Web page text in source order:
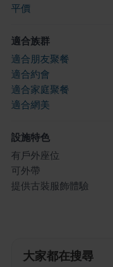
平價
適合族群
適合朋友聚餐
適合約會
適合家庭聚餐
適合網美
設施特色
有戶外座位
可外帶
提供古裝服飾體驗
大家都在搜尋